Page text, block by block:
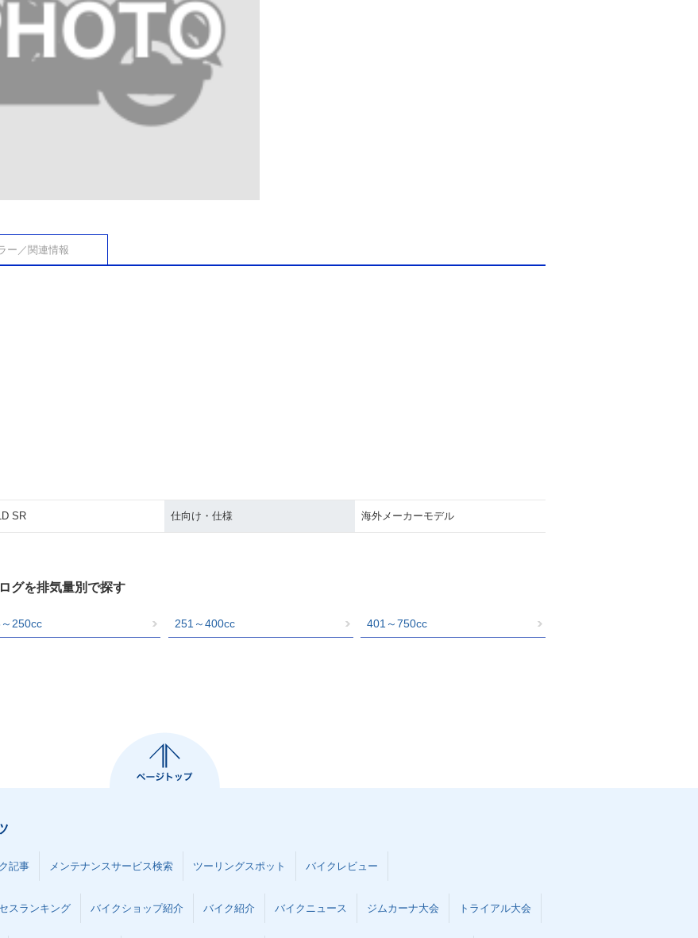
ー／関連情報
SR 仕向け・仕様 海外メーカーモデル
グを排気量別で探す
250cc 251～400cc 401～750cc
記事 メンテナンスサービス検索 ツーリングスポット バイクレビュー
スランキング バイクショップ紹介 バイク紹介 バイクニュース ジムカーナ大会 トライアル大会